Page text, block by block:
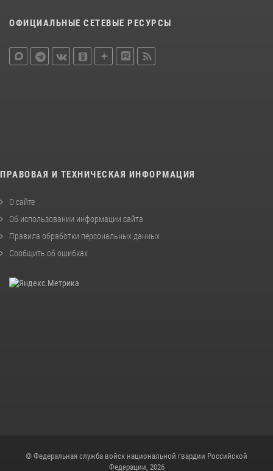
ОФИЦИАЛЬНЫЕ СЕТЕВЫЕ РЕСУРСЫ
ПРАВОВАЯ И ТЕХНИЧЕСКАЯ ИНФОРМАЦИЯ
О сайте
Об использовании информации сайта
Правила обработки персональных данных
Сообщить об ошибках
© Федеральная служба войск национальной гвардии Российской
Федерации, 2026